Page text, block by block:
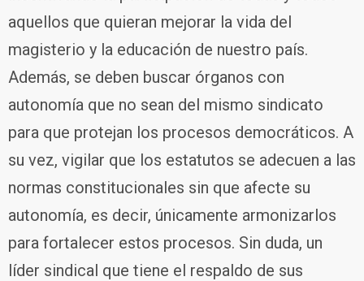
aquellos que quieran mejorar la vida del
magisterio y la educación de nuestro país.
Además, se deben buscar órganos con
autonomía que no sean del mismo sindicato
para que protejan los procesos democráticos. A
su vez, vigilar que los estatutos se adecuen a las
normas constitucionales sin que afecte su
autonomía, es decir, únicamente armonizarlos
para fortalecer estos procesos. Sin duda, un
líder sindical que tiene el respaldo de sus